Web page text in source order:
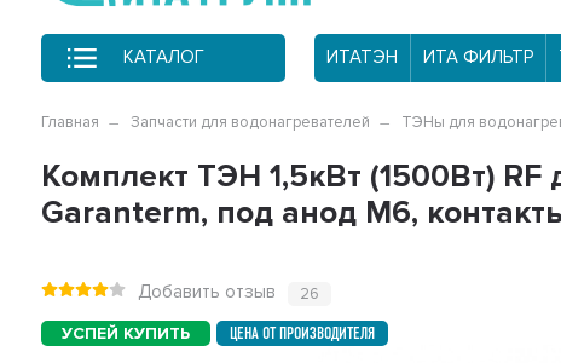
КАТАЛОГ ИТАТЭН ИТА ФИЛЬТР
Главная Запчасти для водонагревателей ТЭНы для
Комплект ТЭН 1,5кВт (1500Вт)
Garanterm, под анод М6,
Добавить отзыв 26